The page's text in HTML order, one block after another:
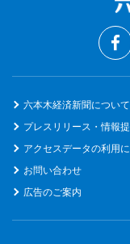
六本木経済新聞について
プレスリリース・情報
アクセスデータの利用
お問い合わせ
広告のご案内